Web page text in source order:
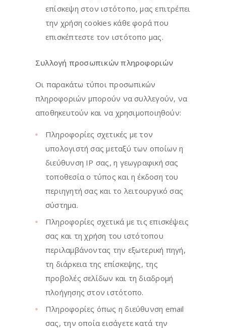
επίσκεψη στον ιστότοπο, μας επιτρέπει
την χρήση cookies κάθε φορά που
επισκέπτεστε τον ιστότοπο μας.
Συλλογή προσωπικών πληροφοριών
Οι παρακάτω τύποι προσωπικών
πληροφοριών μπορούν να συλλεγούν, να
αποθηκευτούν και να χρησιμοποιηθούν:
Πληροφορίες σχετικές με τον
υπολογιστή σας μεταξύ των οποίων η
διεύθυνση IP σας, η γεωγραφική σας
τοποθεσία ο τύπος και η έκδοση του
περιηγητή σας και το λειτουργικό σας
σύστημα.
Πληροφορίες σχετικά με τις επισκέψεις
σας και τη χρήση του ιστότοπου
περιλαμβάνοντας την εξωτερική πηγή,
τη διάρκεια της επίσκεψης, της
προβολές σελίδων και τη διαδρομή
πλοήγησης στον ιστότοπο.
Πληροφορίες όπως η διεύθυνση email
σας, την οποία εισάγετε κατά την